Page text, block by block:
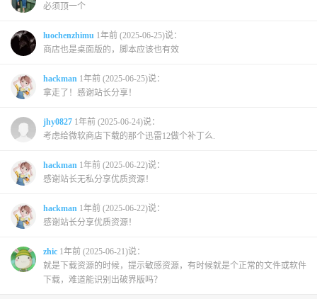
必须顶一个
luochenzhimu 1年前 (2025-06-25)说：
商店也是桌面版的，脚本应该也有效
hackman 1年前 (2025-06-25)说：
拿走了！感谢站长分享！
jhy0827 1年前 (2025-06-24)说：
考虑给微软商店下载的那个迅雷12做个补丁么.
hackman 1年前 (2025-06-22)说：
感谢站长无私分享优质资源！
hackman 1年前 (2025-06-22)说：
感谢站长分享优质资源！
zhic 1年前 (2025-06-21)说：
就是下载资源的时候，提示敏感资源，有时候就是个正常的文件或软件
下载，难道能识别出破界版吗？